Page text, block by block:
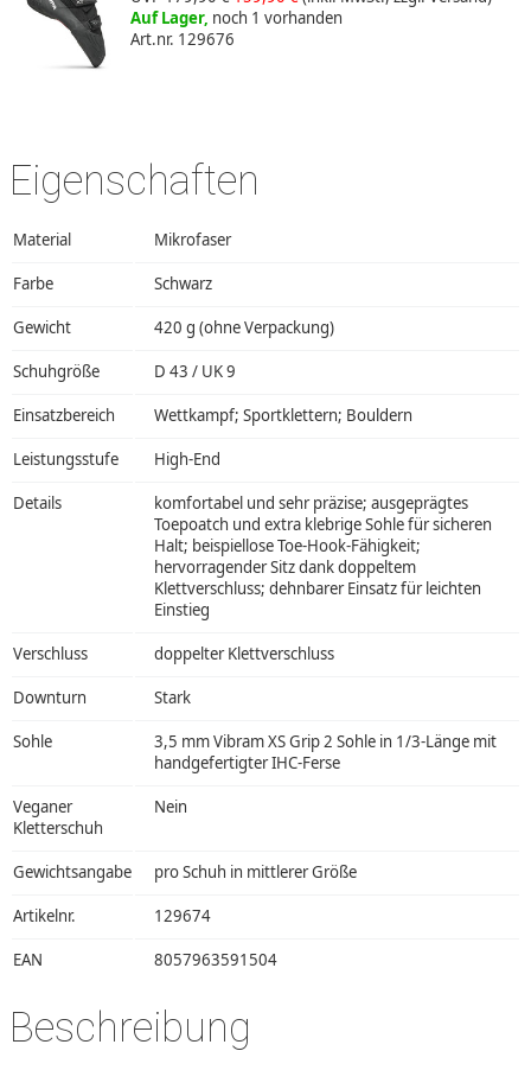
Auf Lager, noch 1 vorhanden
Art.nr. 129676
Eigenschaften
Material Mikrofaser
Farbe Schwarz
Gewicht 420 g (ohne Verpackung)
Schuhgröße D 43 / UK 9
Einsatzbereich Wettkampf; Sportklettern; Bouldern
Leistungsstufe High-End
Details
komfortabel und sehr präzise; ausgeprägtes
Toepoatch und extra klebrige Sohle für sicheren
Halt; beispiellose Toe-Hook-Fähigkeit;
hervorragender Sitz dank doppeltem
Klettverschluss; dehnbarer Einsatz für leichten
Einstieg
Verschluss doppelter Klettverschluss
Downturn Stark
Sohle
3,5 mm Vibram XS Grip 2 Sohle in 1/3-Länge mit
handgefertigter IHC-Ferse
Veganer
Kletterschuh
Nein
Gewichtsangabe pro Schuh in mittlerer Größe
Artikelnr. 129674
EAN 8057963591504
Beschreibung